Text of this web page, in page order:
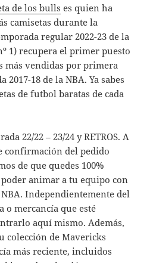
de los bulls es quien ha
camisetas durante la
regular 2022-23 de la
1) recupera el primer puesto
más vendidas por primera
2017-18 de la NBA. Ya sabes
de futbol baratas de cada
22/22 – 23/24 y RETROS. A
confirmación del pedido
de que quedes 100%
animar a tu equipo con
Independientemente del
o mercancía que esté
aquí mismo. Además,
colección de Mavericks
más reciente, incluidos